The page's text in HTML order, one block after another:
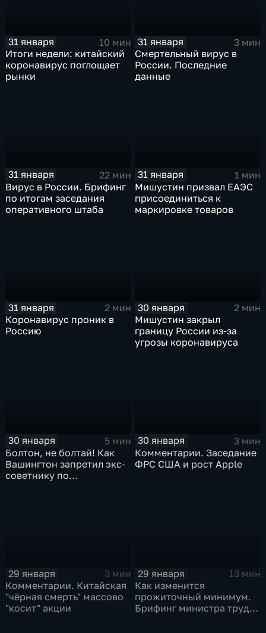
31 января
10 мин
Итоги недели: китайский
коронавирус поглощает
рынки
31 января
3 мин
Смертельный вирус в
России. Последние
данные
31 января
22 мин
Вирус в России. Брифинг
по итогам заседания
оперативного штаба
31 января
1 мин
Мишустин призвал ЕАЭС
присоединиться к
маркировке товаров
31 января
2 мин
Коронавирус проник в
Россию
30 января
2 мин
Мишустин закрыл
границу России из-за
угрозы коронавируса
30 января
5 мин
Болтон, не болтай! Как
Вашингтон запретил экс-
советнику по
30 января
3 мин
Комментарии. Заседание
ФРС США и рост Apple
29 января
3 мин
Комментарии. Китайская
"чёрная смерть" массово
"косит" акции
29 января
13 мин
Как изменится
прожиточный минимум.
Брифинг министра труда